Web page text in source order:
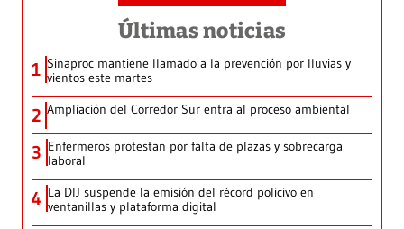
Últimas noticias
1 Sinaproc mantiene llamado a la prevención por lluvias y
vientos este martes
2 Ampliación del Corredor Sur entra al proceso ambiental
3 Enfermeros protestan por falta de plazas y sobrecarga
laboral
4 La DIJ suspende la emisión del récord policivo en
ventanillas y plataforma digital